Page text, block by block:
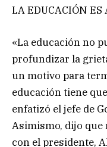
LA EDUCACIÓN
«La educación no
profundizar la
un motivo para
educación tiene
enfatizó el jefe de
Asimismo, dijo que
con el presidente,